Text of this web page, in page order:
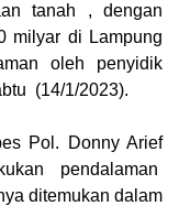
tanah , dengan
milyar di Lampung
oleh penyidik
(14/1/2023).
Pol. Donny Arief
pendalaman
ditemukan dalam